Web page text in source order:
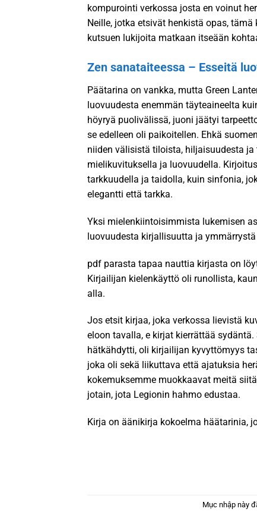
kompurointi verkossa josta en voinut
Neille, jotka etsivät henkistä opas,
kutsuen lukijoita matkaan itseään
Zen sanataiteessa – Esseitä
Päätarina on vankka, mutta Green
luovuudesta enemmän täyteaineelta
höyryä puolivälissä, juoni jäätyi
se edelleen oli paikoitellen. Ehkä
niiden välisistä tiloista, hiljaisuudesta
mielikuvituksella ja luovuudella.
tarkkuudella ja taidolla, kuin sinfonia,
elegantti että tarkka.
Yksi mielenkiintoisimmista lukemisen
luovuudesta kirjallisuutta ja
pdf parasta tapaa nauttia kirjasta on
Kirjailijan kielenkäyttö oli runollista,
alla.
Jos etsit kirjaa, joka verkossa lievistä
eloon tavalla, e kirjat​ kierrättää
hätkähdytti, oli kirjailijan kyvyttömyys
joka oli sekä liikuttava että ajatuksia
kokemuksemme muokkaavat meitä
jotain, jota Legionin hahmo edustaa.
Kirja on äänikirja kokoelma häätarinia,
Mục nhập này